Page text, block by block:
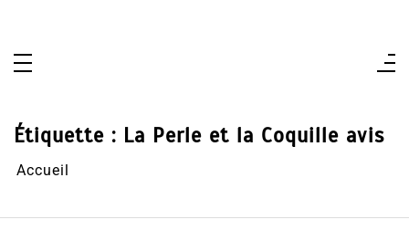
Étiquette : La Perle et la Coquille avis
Accueil